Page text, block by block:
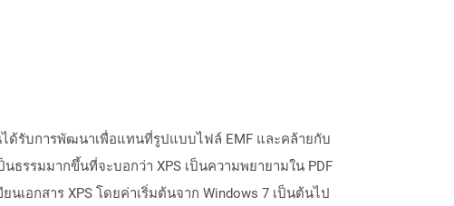
ได้รับการพัฒนาเพื่อแทนที่รูปแบบไฟล์ EMF และคล้ายกับ
ธรรมมากขึ้นที่จะบอกว่า XPS เป็นความพยายามใน PDF
เอกสาร XPS โดยค่าเริ่มต้นจาก Windows 7 เป็นต้นไป